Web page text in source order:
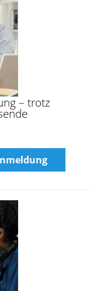
– trotz